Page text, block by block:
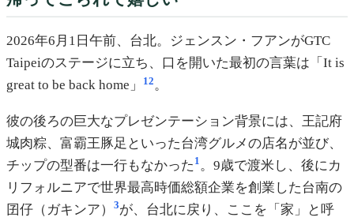
2026年6月1日午前、台北。ジェンスン・フアンがGTC
Taipeiのステージに立ち、口を開いた最初の言葉は「It is
great to be back home」
12。
彼の後ろの巨大なプレゼンテーション背景には、王記府
城肉粽、富霸王豚足といった台湾グルメの店名が並び、
チップの型番は一行もなかった 1。9歳で渡米し、後にカ
リフォルニアで世界最高時価総額企業を創業した台南の
囝仔（ガキンア）
3が、台北に戻り、ここを「家」と呼